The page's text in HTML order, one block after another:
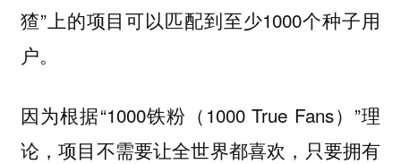
猹”上的项目可以匹配到至少1000个种子用
户。
因为根据“1000铁粉（1000 True Fans）”理
论，项目不需要让全世界都喜欢， 只要拥有